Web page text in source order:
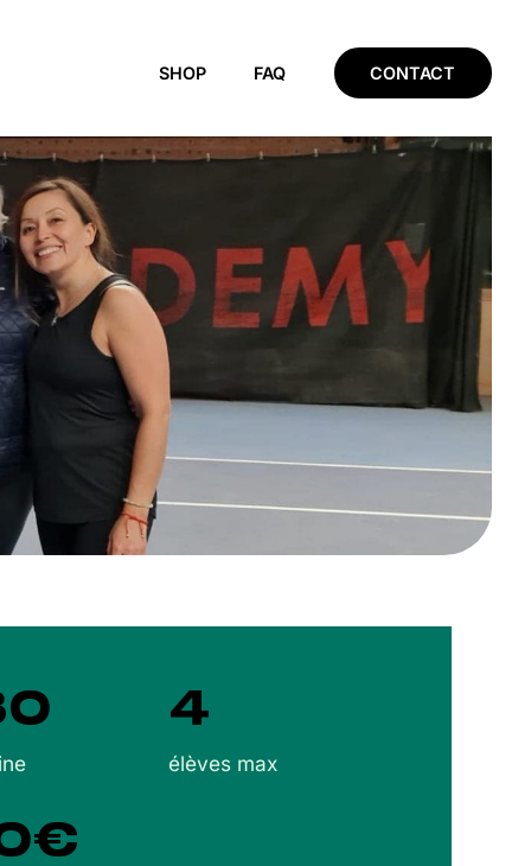
SHOP FAQ CONTACT
4
élèves max